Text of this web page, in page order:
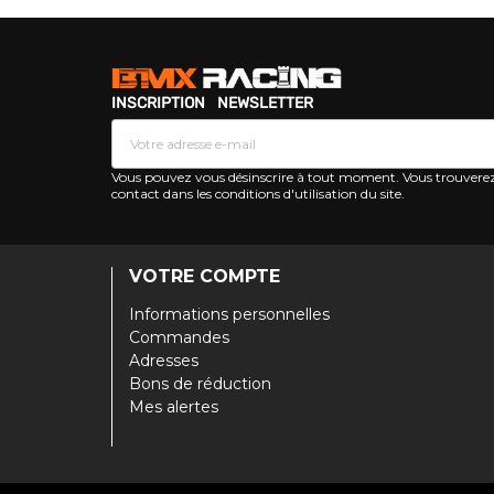
INSCRIPTION NEWSLETTER
Vous pouvez vous désinscrire à tout moment. Vous
contact dans les conditions d'utilisation du site.
VOTRE COMPTE
Informations personnelles
Commandes
Adresses
Bons de réduction
Mes alertes